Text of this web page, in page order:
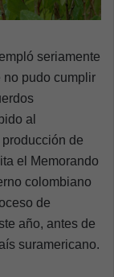
seriamente
pudo cumplir
al
de
el Memorando
colombiano
de
año, antes de
suramericano.